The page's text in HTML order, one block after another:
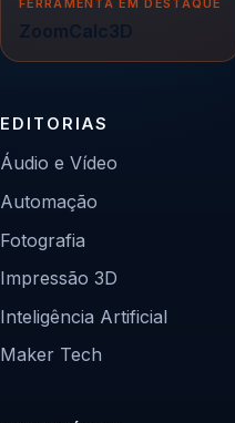
FERRAMENTA EM DESTAQUE
ZoomCalc3D
EDITORIAS
Áudio e Vídeo
Automação
Fotografia
Impressão 3D
Inteligência Artificial
Maker Tech